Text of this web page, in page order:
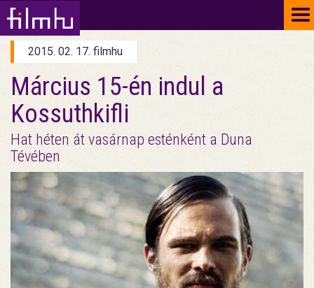
2015. 02. 17. filmhu
Március 15-én indul a
Kossuthkifli
Hat héten át vasárnap esténként a Duna
Tévében